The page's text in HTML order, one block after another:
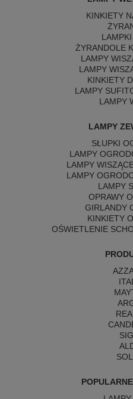
KINKIETY
ŻYRANDOLE
LAMPY
LAMPY
KINKIETY
LAMPY
LAMPY
LAMPY
SŁUPKI
LAMPY
LAMPY
LAMPY
LAMPY
OPRAWY
GIRLANDY
KINKIETY
OŚWIETLENIE